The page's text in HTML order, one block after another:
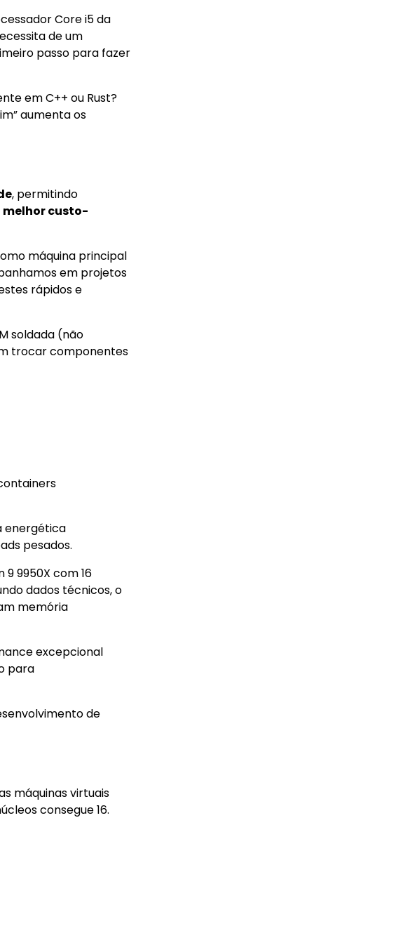
Core i5 da
de um
passo para fazer
em C++ ou Rust?
aumenta os
, permitindo
custo-
máquina principal
em projetos
rápidos e
soldada (não
trocar componentes
energética
pesados.
9950X com 16
dados técnicos, o
memória
excepcional
para
de
máquinas virtuais
consegue 16.